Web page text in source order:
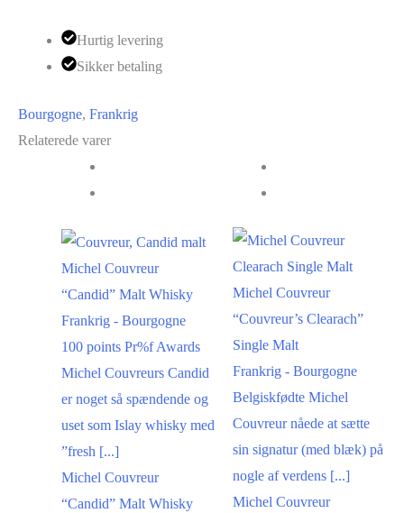
Hurtig levering
Sikker betaling
Bourgogne, Frankrig
Relaterede varer
Michel Couvreur
“Candid” Malt Whisky
Frankrig - Bourgogne
100 points Pr%f Awards
Michel Couvreurs Candid
er noget så spændende og
uset som Islay whisky med
”fresh [...]
Michel Couvreur
“Candid” Malt Whisky
Michel Couvreur
“Couvreur’s Clearach”
Single Malt
Frankrig - Bourgogne
Belgiskfødte Michel
Couvreur nåede at sætte
sin signatur (med blæk) på
nogle af verdens [...]
Michel Couvreur